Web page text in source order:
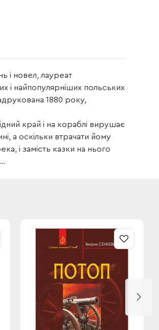
і новел, лауреат
і найпопулярніших польських
1880 року,
край і на кораблі вирушає
а оскільки втрачати йому
і замість казки на нього